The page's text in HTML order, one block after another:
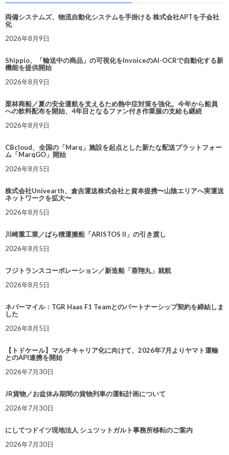
両備システムズ、物流自動化システムを手掛ける 株式会社APTを子会社
化
2026年8月9日
Shippio、「輸送中の商品」の可視化をInvoiceのAI-OCRで自動化する新
機能を提供開始
2026年8月9日
栗林商船／夏の安全運航を支えるため熱中症対策を強化。今年から船員
への飲料配布を開始、4年目となるファン付き作業服の支給も継続
2026年8月9日
CBcloud、全国の「Marq」施設を起点とした新たな配送プラットフォー
ム「MarqGO」開始
2026年8月5日
株式会社Univearth、倉吉運送株式会社と資本提携〜山陰エリアへ実運送
ネットワークを拡大〜
2026年8月5日
川崎重工業／ばら積運搬船「ARISTOS II」の引き渡し
2026年8月5日
フジトランスコーポレーション／新造船「蓉翔丸」就航
2026年8月5日
ネバーマイル：TGR Haas F1 Teamとのパートナーシップ契約を締結しま
した
2026年8月5日
【トドケール】マルチキャリア化に向けて、2026年7月よりヤマト運輸
とのAPI連携を開始
2026年7月30日
JR貨物／お盆休み期間の貨物列車の運転計画について
2026年7月30日
にしてつドイツ現地法人 シュツットガルト事務所移転のご案内
2026年7月30日